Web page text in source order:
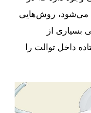
می‌شود، روش‌هایی
بسیاری از
داخل توالت را